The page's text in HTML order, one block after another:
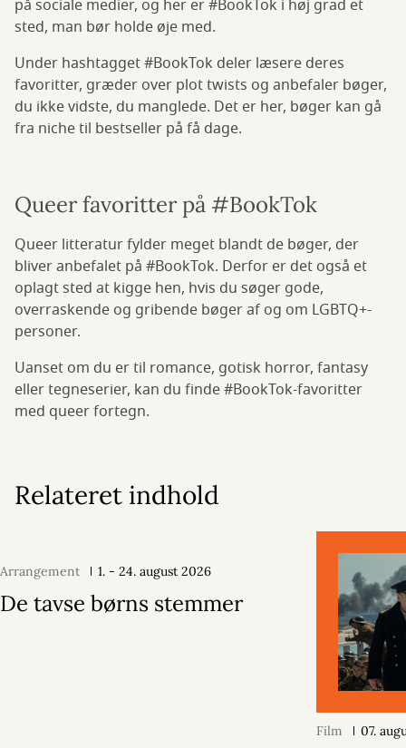
på sociale medier, og her er #BookTok i høj grad et
sted, man bør holde øje med.
Under hashtagget #BookTok deler læsere deres
favoritter, græder over plot twists og anbefaler bøger,
du ikke vidste, du manglede. Det er her, bøger kan gå
fra niche til bestseller på få dage.
Queer favoritter på #BookTok
Queer litteratur fylder meget blandt de bøger, der
bliver anbefalet på #BookTok. Derfor er det også et
oplagt sted at kigge hen, hvis du søger gode,
overraskende og gribende bøger af og om LGBTQ+-
personer.
Uanset om du er til romance, gotisk horror, fantasy
eller tegneserier, kan du finde #BookTok-favoritter
med queer fortegn.
Relateret indhold
Arrangement 1. - 24. august 2026
De tavse børns stemmer
Film 07.